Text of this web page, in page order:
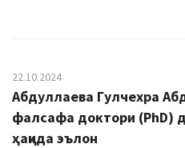
22.10.2024
Абдуллаева Гулчехра
фалсафа доктори (PhD)
ҳақида эълон